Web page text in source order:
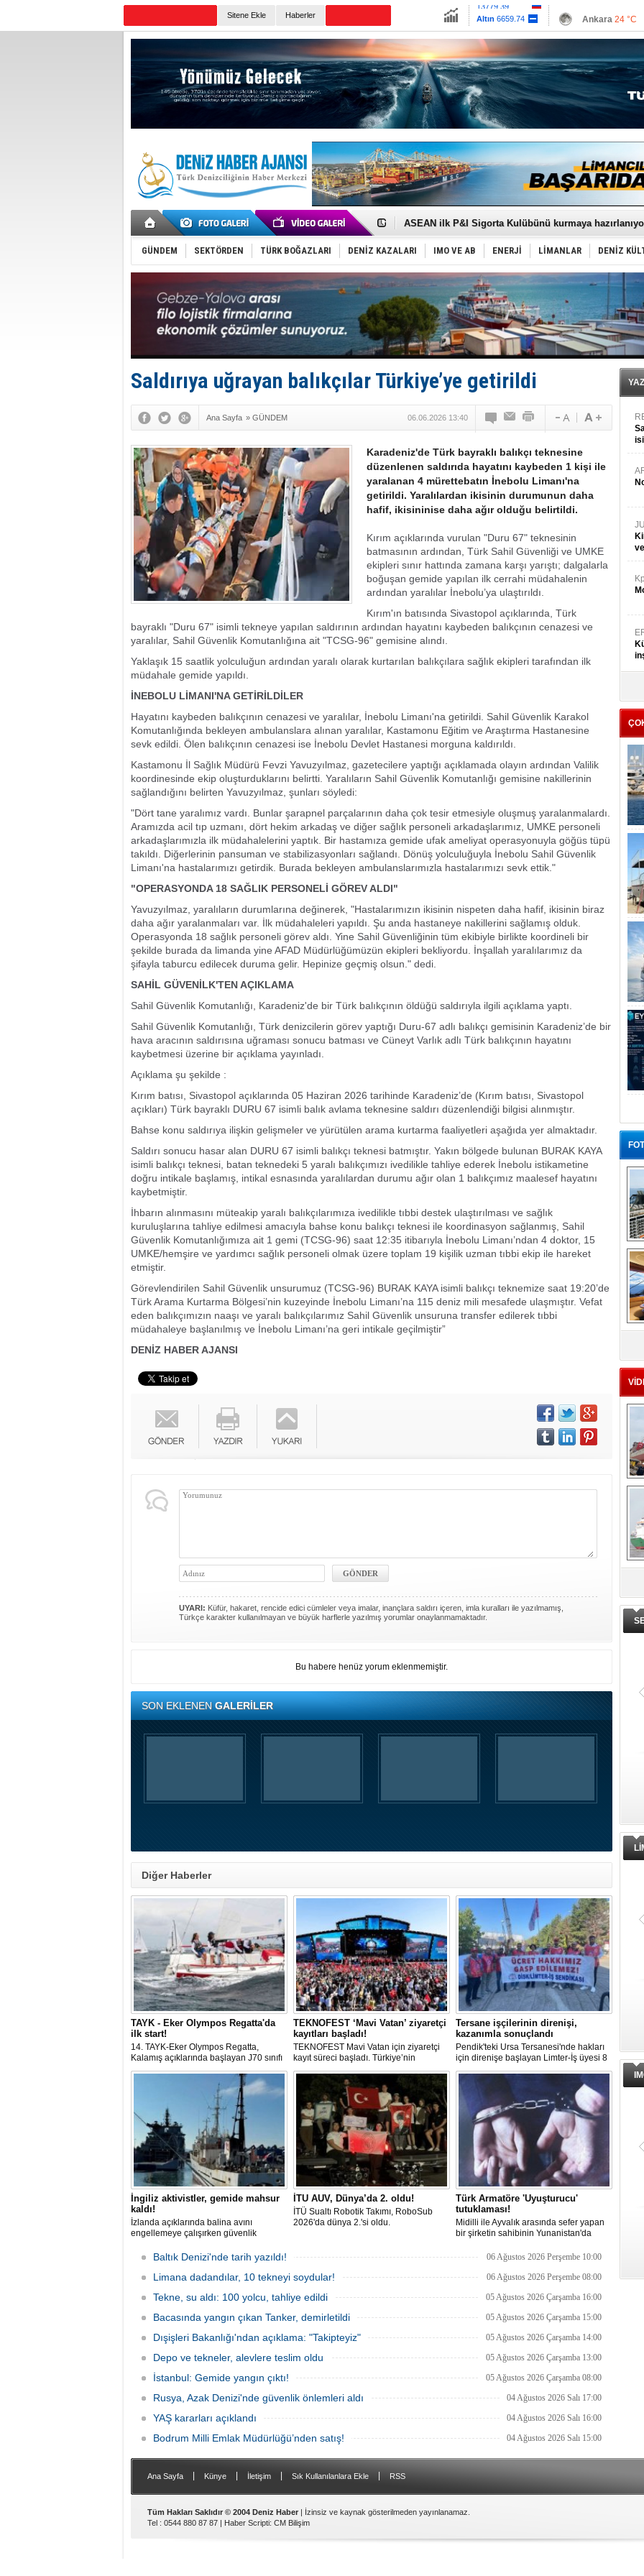
Sitene Ekle Haberler
Altın
6659.74
Euro55.1257
Ankara 24 °C
Antalya28 °C
Muğla 25 °C
Çanakkale 25
D-Marin, Avrupa'nın tekne fuarlarına çıkarma yapacak
ASEAN ilk P&I Sigorta Kulübünü kurmaya
TAYK - Eker Olympos Regatta'da ilk start!
İstanbul ve Çanakkale: 6 ayda 40.000 gemi
TEKNOFEST ‘Mavi Vatan’ ziyaretçi kayıtları başladı!
Tersane işçilerinin direnişi, kazanımla sonuçlandı
İngiliz aktivistler, gemide mahsur kaldı!
FESCO, Karadeniz'de yeni sevkiyat taleplerini
DESE, BIMCO’ya katıldı
GİMBİRDER gemi inşa yan sanayinin sorunlarını
35 milyon TL'lik tekne projesinde karar çıktı
İnsansız cankurtaran ihalesini BlueForge kazandı
Anadolu Tersanesi EYDEP’te A sertifikası alan ilk
GÜNDEM SEKTÖRDEN TÜRK BOĞAZLARI DENİZ KAZALARI IMO VE AB ENERJİ LİMANLAR DENİZ
Saldırıya uğrayan balıkçılar Türkiye’ye getirildi
Ana Sayfa » GÜNDEM 06.06.2026 13:40
Karadeniz'de Türk bayraklı balıkçı teknesine
düzenlenen saldırıda hayatını kaybeden 1 kişi ile
yaralanan 4 mürettebatın İnebolu Limanı'na
getirildi. Yaralılardan ikisinin durumunun daha
hafif, ikisininise daha ağır olduğu belirtildi.
Kırım açıklarında vurulan "Duru 67" teknesinin
batmasının ardından, Türk Sahil Güvenliği ve UMKE
ekipleri sınır hattında zamana karşı yarıştı; dalgalarla
boğuşan gemide yapılan ilk cerrahi müdahalenin
ardından yaralılar İnebolu’ya ulaştırıldı.
Kırım'ın batısında Sivastopol açıklarında, Türk
bayraklı "Duru 67" isimli tekneye yapılan saldırının ardından hayatını kaybeden balıkçının cenazesi ve
yaralılar, Sahil Güvenlik Komutanlığına ait "TCSG-96" gemisine alındı.
Yaklaşık 15 saatlik yolculuğun ardından yaralı olarak kurtarılan balıkçılara sağlık ekipleri tarafından ilk
müdahale gemide yapıldı.
İNEBOLU LİMANI'NA GETİRİLDİLER
Hayatını kaybeden balıkçının cenazesi ve yaralılar, İnebolu Limanı'na getirildi. Sahil Güvenlik Karakol
Komutanlığında bekleyen ambulanslara alınan yaralılar, Kastamonu Eğitim ve Araştırma Hastanesine
sevk edildi. Ölen balıkçının cenazesi ise İnebolu Devlet Hastanesi morguna kaldırıldı.
Kastamonu İl Sağlık Müdürü Fevzi Yavuzyılmaz, gazetecilere yaptığı açıklamada olayın ardından Valilik
koordinesinde ekip oluşturduklarını belirtti. Yaralıların Sahil Güvenlik Komutanlığı gemisine nakillerinin
sağlandığını belirten Yavuzyılmaz, şunları söyledi:
"Dört tane yaralımız vardı. Bunlar şarapnel parçalarının daha çok tesir etmesiyle oluşmuş yaralanmalardı.
Aramızda acil tıp uzmanı, dört hekim arkadaş ve diğer sağlık personeli arkadaşlarımız, UMKE personeli
arkadaşlarımızla ilk müdahalelerini yaptık. Bir hastamıza gemide ufak ameliyat operasyonuyla göğüs tüpü
takıldı. Diğerlerinin pansuman ve stabilizasyonları sağlandı. Dönüş yolculuğuyla İnebolu Sahil Güvenlik
Limanı'na hastalarımızı getirdik. Burada bekleyen ambulanslarımızla hastalarımızı sevk ettik."
"OPERASYONDA 18 SAĞLIK PERSONELİ GÖREV ALDI"
Yavuzyılmaz, yaralıların durumlarına değinerek, "Hastalarımızın ikisinin nispeten daha hafif, ikisinin biraz
daha ağır yaralanmaları var. İlk müdahaleleri yapıldı. Şu anda hastaneye nakillerini sağlamış olduk.
Operasyonda 18 sağlık personeli görev aldı. Yine Sahil Güvenliğinin tüm ekibiyle birlikte koordineli bir
şekilde burada da limanda yine AFAD Müdürlüğümüzün ekipleri bekliyordu. İnşallah yaralılarımız da
şifayla taburcu edilecek duruma gelir. Hepinize geçmiş olsun." dedi.
SAHİL GÜVENİLK'TEN AÇIKLAMA
Sahil Güvenlik Komutanlığı, Karadeniz'de bir Türk balıkçının öldüğü saldırıyla ilgili açıklama yaptı.
Sahil Güvenlik Komutanlığı, Türk denizcilerin görev yaptığı Duru-67 adlı balıkçı gemisinin Karadeniz’de bir
hava aracının saldırısına uğraması sonucu batması ve Cüneyt Varlık adlı Türk balıkçının hayatını
kaybetmesi üzerine bir açıklama yayınladı.
Açıklama şu şekilde :
Kırım batısı, Sivastopol açıklarında 05 Haziran 2026 tarihinde Karadeniz’de (Kırım batısı, Sivastopol
açıkları) Türk bayraklı DURU 67 isimli balık avlama teknesine saldırı düzenlendiği bilgisi alınmıştır.
Bahse konu saldırıya ilişkin gelişmeler ve yürütülen arama kurtarma faaliyetleri aşağıda yer almaktadır.
Saldırı sonucu hasar alan DURU 67 isimli balıkçı teknesi batmıştır. Yakın bölgede bulunan BURAK KAYA
isimli balıkçı teknesi, batan teknedeki 5 yaralı balıkçımızı ivedilikle tahliye ederek İnebolu istikametine
doğru intikale başlamış, intikal esnasında yaralılardan durumu ağır olan 1 balıkçımız maalesef hayatını
kaybetmiştir.
İhbarın alınmasını müteakip yaralı balıkçılarımıza ivedilikle tıbbi destek ulaştırılması ve sağlık
kuruluşlarına tahliye edilmesi amacıyla bahse konu balıkçı teknesi ile koordinasyon sağlanmış, Sahil
Güvenlik Komutanlığımıza ait 1 gemi (TCSG-96) saat 12:35 itibarıyla İnebolu Limanı’ndan 4 doktor, 15
UMKE/hemşire ve yardımcı sağlık personeli olmak üzere toplam 19 kişilik uzman tıbbi ekip ile hareket
etmiştir.
Görevlendirilen Sahil Güvenlik unsurumuz (TCSG-96) BURAK KAYA isimli balıkçı teknemize saat 19:20’de
Türk Arama Kurtarma Bölgesi’nin kuzeyinde İnebolu Limanı’na 115 deniz mili mesafede ulaşmıştır. Vefat
eden balıkçımızın naaşı ve yaralı balıkçılarımız Sahil Güvenlik unsuruna transfer edilerek tıbbi
müdahaleye başlanılmış ve İnebolu Limanı’na geri intikale geçilmiştir”
DENİZ HABER AJANSI
UYARI: Küfür, hakaret, rencide edici cümleler veya imalar, inançlara saldırı içeren, imla kuralları ile yazılmamış,
Türkçe karakter kullanılmayan ve büyük harflerle yazılmış yorumlar onaylanmamaktadır.
Bu habere henüz yorum eklenmemiştir.
SON EKLENENGALERİLER
Diğer Haberler
TAYK - Eker Olympos Regatta'da
ilk start!
14. TAYK-Eker Olympos Regatta,
Kalamış açıklarında başlayan J70 sınıfı
yarışlarıyla ilk startını verdi. İstanbul'u 10
gün boyunca yelken coşkusuyla
buluşturacak organizasyonun ilk
gününde 9 tekne rüzgârla buluştu.
TEKNOFEST ‘Mavi Vatan’ ziyaretçi
kayıtları başladı!
TEKNOFEST Mavi Vatan için ziyaretçi
kayıt süreci başladı. Türkiye’nin
denizcilik ve savunma teknolojilerine
odaklanan etkinliği, 20-23 Ağustos
tarihleri arasında Gölcük Tersanesi
Komutanlığı’nda gerçekleştirilecek.
Tersane işçilerinin direnişi,
kazanımla sonuçlandı
Pendik'teki Ursa Tersanesi'nde hakları
için direnişe başlayan Limter-İş üyesi 8
işçinin mücadelesi sonuç verdi. İşveren,
arabulucu görüşmesinde tüm
alacakların ödenmesini kabul etti.
Sendika, sözlerin tutulmaması halinde
direnişin süreceğini açıkladı
İngiliz aktivistler, gemide mahsur
kaldı!
İzlanda açıklarında balina avını
engellemeye çalışırken güvenlik
protesto gemisindeki 21 çevre aktivisti,
günlerdir gemiden çıkmalarına izin
verilmediğini ve temel haklarının ihlal
Britanyalı aktivist de bulunuyor.
İTU AUV, Dünya’da 2. oldu!
İTÜ Sualtı Robotik Takımı, RoboSub
2026'da dünya 2.'si oldu.
Türk Armatöre 'Uyuşturucu'
tutuklaması!
Midilli ile Ayvalık arasında sefer yapan
bir şirketin sahibinin Yunanistan'da
Baltık Denizi'nde tarih yazıldı! 06 Ağustos 2026 Perşembe 10:00
Limana dadandılar, 10 tekneyi soydular! 06 Ağustos 2026 Perşembe 08:00
Tekne, su aldı: 100 yolcu, tahliye edildi 05 Ağustos 2026 Çarşamba 16:00
Bacasında yangın çıkan Tanker, demirletildi 05 Ağustos 2026 Çarşamba 15:00
Dışişleri Bakanlığı'ndan açıklama: "Takipteyiz" 05 Ağustos 2026 Çarşamba 14:00
Depo ve tekneler, alevlere teslim oldu 05 Ağustos 2026 Çarşamba 13:00
İstanbul: Gemide yangın çıktı! 05 Ağustos 2026 Çarşamba 08:00
Rusya, Azak Denizi'nde güvenlik önlemleri aldı 04 Ağustos 2026 Salı 17:00
YAŞ kararları açıklandı 04 Ağustos 2026 Salı 16:00
Bodrum Milli Emlak Müdürlüğü’nden satış! 04 Ağustos 2026 Salı 15:00
Ana Sayfa Künye İletişim Sık Kullanılanlara Ekle RSS
Tüm Hakları Saklıdır © 2004 Deniz Haber | İzinsiz ve kaynak gösterilmeden yayınlanamaz.
Tel : 0544 880 87 87 | Haber Scripti: CM Bilişim